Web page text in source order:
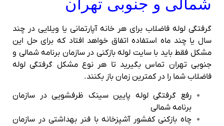
شمالی و جنوبی تهران
گرفتگی لوله فاضلاب برای هر خانه آپارتمانی یا ویلایی در چند
سال یا چند ماه استفاده اتفاق خواهد افتاد که برای حل این
مشکل فقط باید با سایت لوله بازکنی در سازمان برنامه شمالی و
جنوبی تهران تماس بگیرید تا هر نوع مشکل گرفتگی لوله
فاضلاب شما را در کمترین زمان باز بکنند.
رفع گرفتگی لوله پایین سینک ظرفشویی در سازمان
برنامه شمالی
چاه بازکنی کفشور آشپزخانه با فنر بهداشتی در سازمان